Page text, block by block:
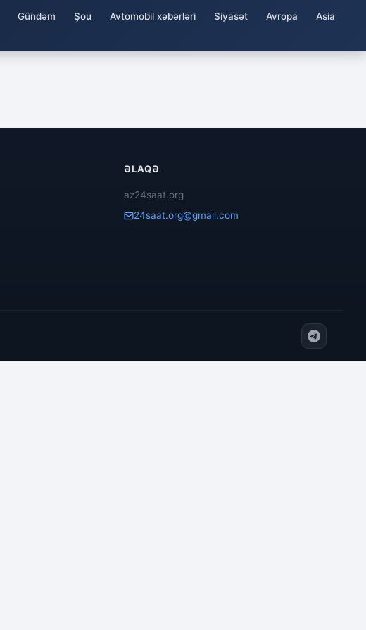
Gündəm Şou Avtomobil xəbərləri Siyasət Avropa
Asia
ƏLAQƏ
az24saat.org
24saat.org@gmail.com